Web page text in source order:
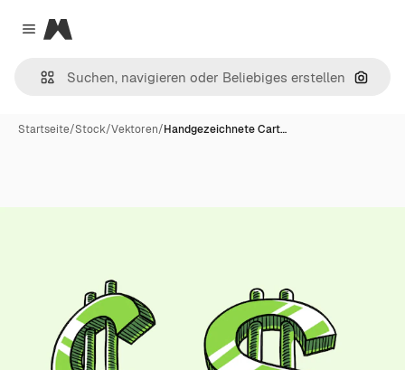
Close menu
Magnific
Nach
Startseite/Stock/Vektoren/Handgezeichnete Cart…